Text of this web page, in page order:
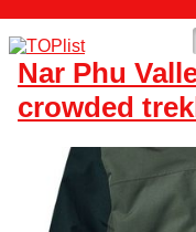
Nar Phu
crowded